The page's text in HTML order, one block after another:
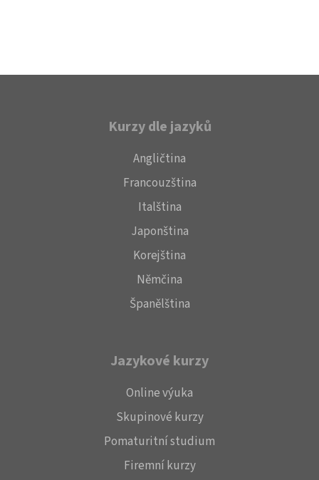
Kurzy dle jazyků
Angličtina
Francouzština
Italština
Japonština
Korejština
Němčina
Španělština
Jazykové kurzy
Online výuka
Skupinové kurzy
Pomaturitní studium
Firemní kurzy